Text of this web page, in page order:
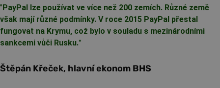
" PayPal lze používat ve více než 200 zemích. Různé země
však mají různé podmínky. V roce 2015 PayPal přestal
fungovat na Krymu, což bylo v souladu s mezinárodními
sankcemi vůči Rusku."
Štěpán Křeček, hlavní ekonom BHS